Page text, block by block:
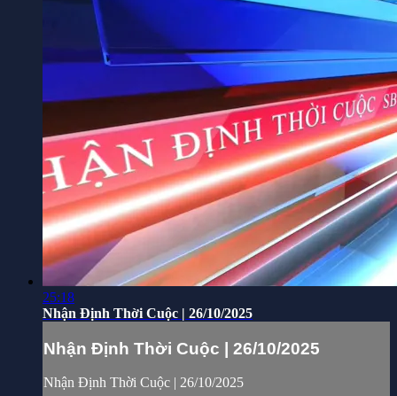
25:18
Nhận Định Thời Cuộc | 26/10/2025
Nhận Định Thời Cuộc | 26/10/2025
Nhận Định Thời Cuộc | 26/10/2025